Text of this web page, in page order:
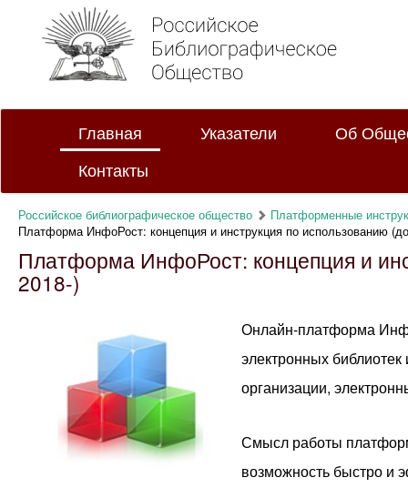
Главная Указатели
Об
Контакты
Российское библиографическое общество
Платформенные
Платформа ИнфоРост: концепция и инструкция по использованию
Платформа ИнфоРост: концепция и
2018-)
Онлайн-платформа
электронных
организации,
Смысл работы
возможность быстро и